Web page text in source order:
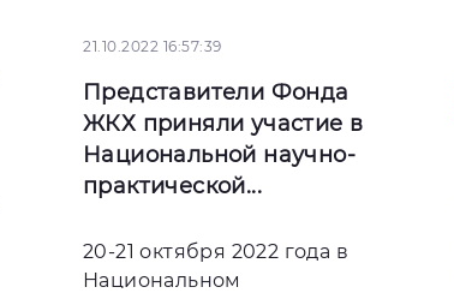
21.10.2022 16:57:39
Представители Фонда
ЖКХ приняли участие в
Национальной научно-
практической...
20-21 октября 2022 года в
Национальном